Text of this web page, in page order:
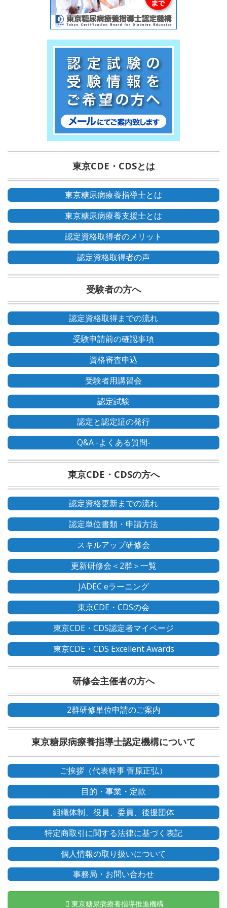
東京CDE・CDSとは
東京糖尿病療養指導士とは
東京糖尿病療養支援士とは
認定資格取得者のメリット
認定資格取得者の声
受験者の方へ
認定資格取得までの流れ
受験申請前の確認事項
資格審査申込
受験者用講習会
認定試験
認定と認定証の発行
Q&A -よくある質問-
東京CDE・CDSの方へ
認定資格更新までの流れ
認定単位書類・申請方法
スキルアップ研修会
更新研修会＜2群＞一覧
JADEC eラーニング
東京CDE・CDSの会
東京CDE・CDS認定者マイページ
東京CDE・CDS Excellent Awards
研修会主催者の方へ
2群研修単位申請のご案内
東京糖尿病療養指導士認定機構について
ご挨拶（代表幹事 菅原正弘）
目的・事業・定款
組織体制、役員、委員、後援団体
特定商取引に関する法律に基づく表記
個人情報の取り扱いについて
事務局・お問い合わせ
東京糖尿病療養指導推進機構